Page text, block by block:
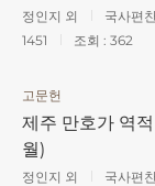
정인지 외
국사편
1451
조회 : 362
고문헌
제주 만호가 역
월)
정인지 외
국사편